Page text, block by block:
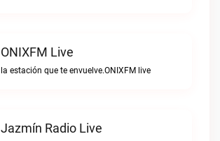
ONIXFM Live
la estación que te envuelve.ONIXFM live
Jazmín Radio Live